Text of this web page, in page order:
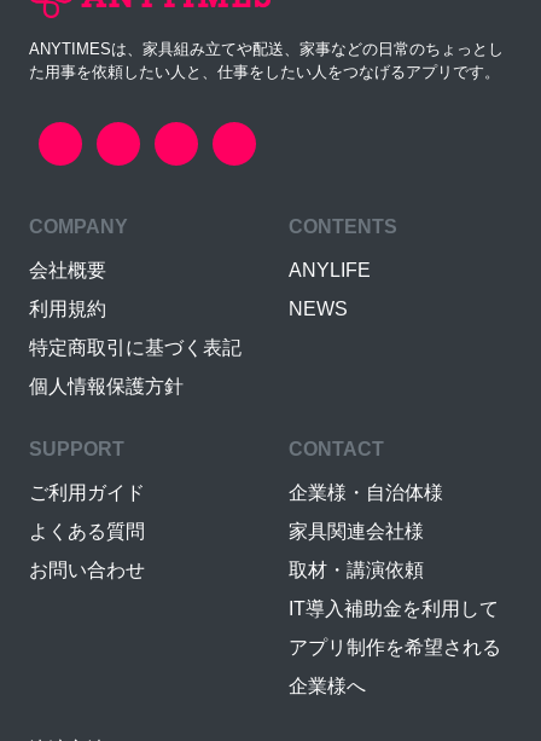
ANYTIMESは、家具組み立てや配送、家事などの日常のちょっとし
た用事を依頼したい人と、仕事をしたい人をつなげるアプリです。
COMPANY
会社概要
利用規約
特定商取引に基づく表記
個人情報保護方針
CONTENTS
ANYLIFE
NEWS
SUPPORT
ご利用ガイド
よくある質問
お問い合わせ
CONTACT
企業様・自治体様
家具関連会社様
取材・講演依頼
IT導入補助金を利用して
アプリ制作を希望される
企業様へ